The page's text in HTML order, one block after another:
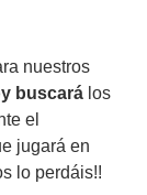
nuestros
buscará los
el
jugará en
lo perdáis!!